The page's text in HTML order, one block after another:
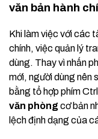
văn bản hành
Khi làm việc với các
chính, việc quản lý
dùng. Thay vì nhấn
mới, người dùng nên
bằng tổ hợp phím
văn phòngcơ bản
lệch định dạng của